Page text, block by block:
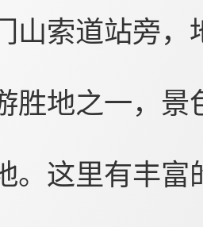
山索道站旁
胜地之一，
。这里有丰